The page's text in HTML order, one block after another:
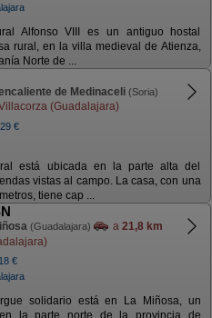
Alfonso VIII es un antiguo hostal
rural, en la villa medieval de Atienza,
Norte de ...
de Medinaceli (Soria)
(Guadalajara)
29 €
está ubicada en la parte alta del
vistas al campo. La casa, con una
tiene cap ...
(Guadalajara) a 21,8 km
18 €
solidario está en La Miñosa, un